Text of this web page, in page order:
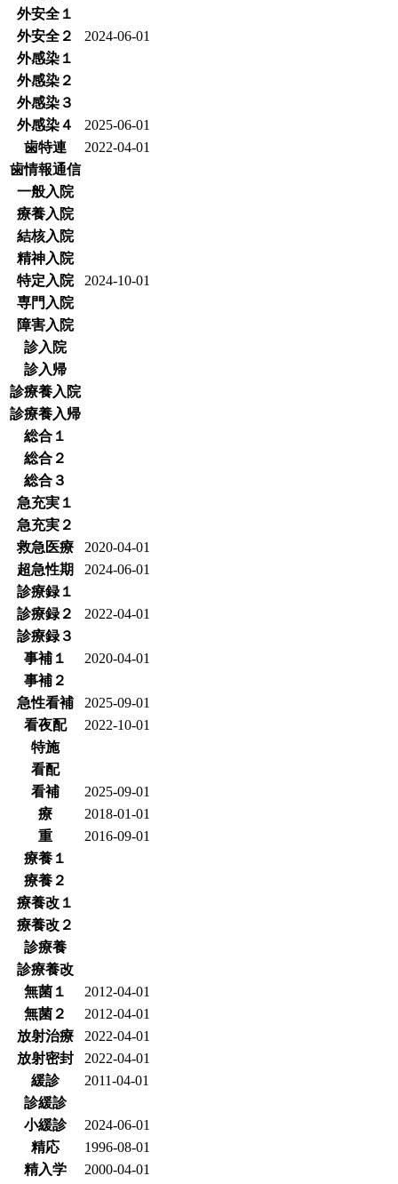
外安全１
外安全２
2024-06-01
外感染１
外感染２
外感染３
外感染４
2025-06-01
歯特連
2022-04-01
歯情報通信
一般入院
療養入院
結核入院
精神入院
特定入院
2024-10-01
専門入院
障害入院
診入院
診入帰
診療養入院
診療養入帰
総合１
総合２
総合３
急充実１
急充実２
救急医療
2020-04-01
超急性期
2024-06-01
診療録１
診療録２
2022-04-01
診療録３
事補１
2020-04-01
事補２
急性看補
2025-09-01
看夜配
2022-10-01
特施
看配
看補
2025-09-01
療
2018-01-01
重
2016-09-01
療養１
療養２
療養改１
療養改２
診療養
診療養改
無菌１
2012-04-01
無菌２
2012-04-01
放射治療
2022-04-01
放射密封
2022-04-01
緩診
2011-04-01
診緩診
小緩診
2024-06-01
精応
1996-08-01
精入学
2000-04-01